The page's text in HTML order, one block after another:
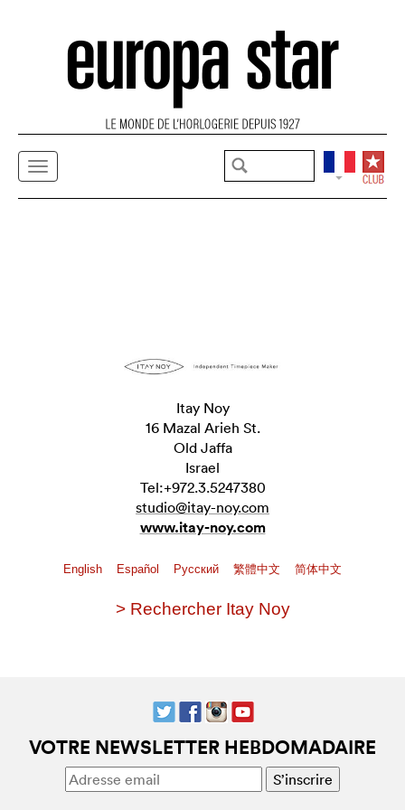
Itay Noy
16 Mazal Arieh St.
Old Jaffa
Israel
Tel:+972.3.5247380
studio@itay-noy.com
www.itay-noy.com
English Español Pусский 繁體中文 简体中文
> Rechercher Itay Noy
VOTRE NEWSLETTER HEBDOMADAIRE